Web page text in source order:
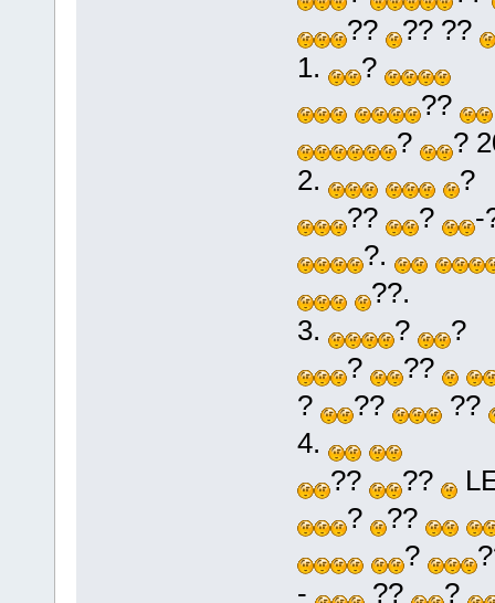
??
?? ??
1.
?
??
?
?
2.
?
??
?
-
?.
??.
3.
?
?
?
??
?
??
??
4.
??
??
?
??
?
-
??
?